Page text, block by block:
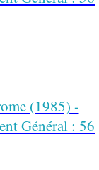
(1985) -
Général : 56